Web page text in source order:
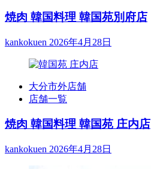
焼肉 韓国料理 韓国苑別府店
kankokuen 2026年4月28日
大分市外店舗
店舗一覧
焼肉 韓国料理 韓国苑 庄内店
kankokuen 2026年4月28日